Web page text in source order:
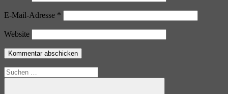
E-Mail-Adresse *
Website
Suchen
nach: